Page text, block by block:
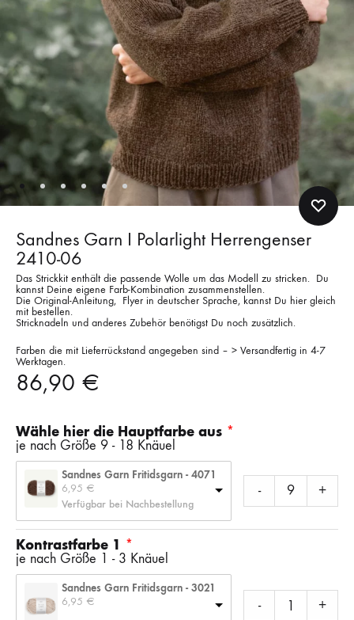
Sandnes Garn I Polarlight Herrengenser
2410-06
Das Strickkit enthält die passende Wolle um das Modell zu stricken. Du
kannst Deine eigene Farb-Kombination zusammenstellen.
Die Original-Anleitung, Flyer in deutscher Sprache, kannst Du hier gleich
mit bestellen.
Stricknadeln und anderes Zubehör benötigst Du noch zusätzlich.
Farben die mit Lieferrückstand angegeben sind – > Versandfertig in 4-7
Werktagen.
86,90 €
Wähle hier die Hauptfarbe aus
je nach Größe 9 - 18 Knäuel
Sandnes Garn Fritidsgarn - 4071
6,95 €
Verfügbar bei Nachbestellung
- +
Kontrastfarbe 1
je nach Größe 1 - 3 Knäuel
Sandnes Garn Fritidsgarn - 3021
6,95 € - +